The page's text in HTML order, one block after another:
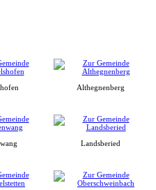
Althegnenberg
Landsberied